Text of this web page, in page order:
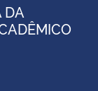
DA